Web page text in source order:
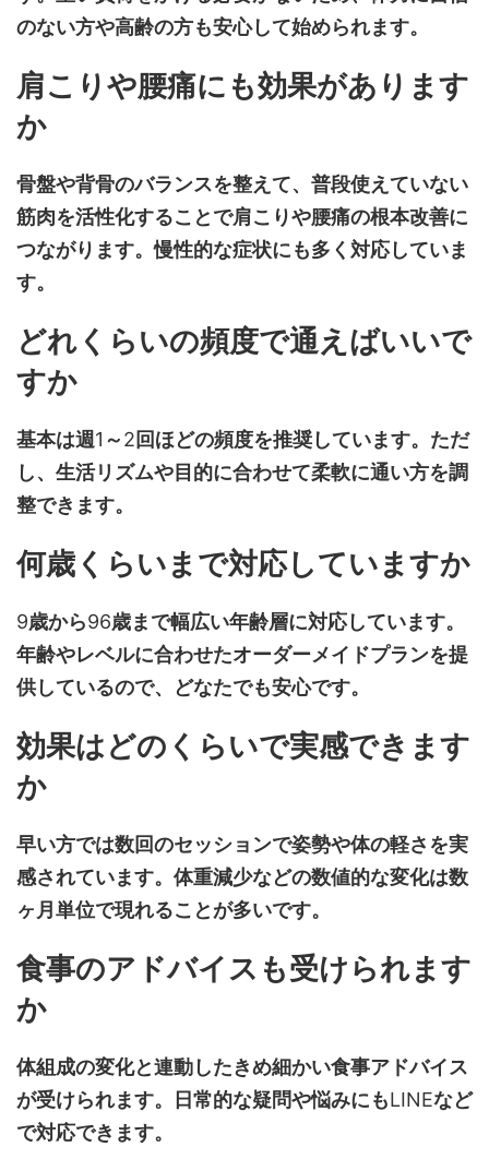
のない方や高齢の方も安心して始められます。
肩こりや腰痛にも効果があります
か
骨盤や背骨のバランスを整えて、普段使えていない
筋肉を活性化することで肩こりや腰痛の根本改善に
つながります。慢性的な症状にも多く対応していま
す。
どれくらいの頻度で通えばいいで
すか
基本は週1 ～2回ほどの頻度を推奨しています。ただ
し、生活リズムや目的に合わせて柔軟に通い方を調
整できます。
何歳くらいまで対応していますか
9歳から96歳まで幅広い年齢層に対応しています。
年齢やレベルに合わせたオーダーメイドプランを提
供しているので、どなたでも安心です。
効果はどのくらいで実感できます
か
早い方では数回のセッションで姿勢や体の軽さを実
感されています。体重減少などの数値的な変化は数
ヶ月単位で現れることが多いです。
食事のアドバイスも受けられます
か
体組成の変化と連動したきめ細かい食事アドバイス
が受けられます。日常的な疑問や悩みにもLINEなど
で対応できます。